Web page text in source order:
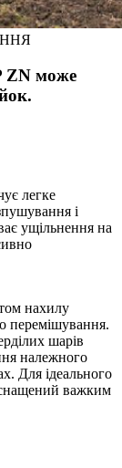
ZN може
легке
і
ущільнення на
нахилу
перемішування.
шарів
належного
Для ідеального
важким